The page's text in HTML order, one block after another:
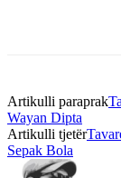
Artikulli paraprak
Wayan Dipta
Artikulli tjetër
Sepak Bola